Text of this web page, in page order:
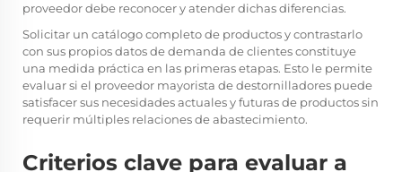
proveedor debe reconocer y atender dichas diferencias.
Solicitar un catálogo completo de productos y contrastarlo
con sus propios datos de demanda de clientes constituye
una medida práctica en las primeras etapas. Esto le permite
evaluar si el proveedor mayorista de destornilladores puede
satisfacer sus necesidades actuales y futuras de productos sin
requerir múltiples relaciones de abastecimiento.
Criterios clave para evaluar a